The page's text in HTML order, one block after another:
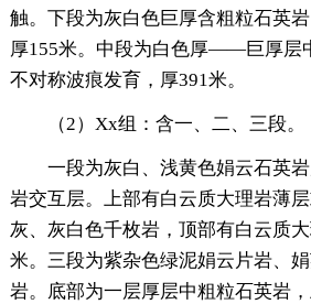
触。下段为灰白色巨厚含粗粒石英
厚155米。中段为白色厚——巨厚层
不对称波痕发育，厚391米。
（2）Xx组：含一、二、三段。
一段为灰白、浅黄色娟云石英
岩交互层。上部有白云质大理岩薄
灰、灰白色千枚岩，顶部有白云质
米。三段为紫杂色绿泥娟云片岩、
岩。底部为一层厚层中粗粒石英岩